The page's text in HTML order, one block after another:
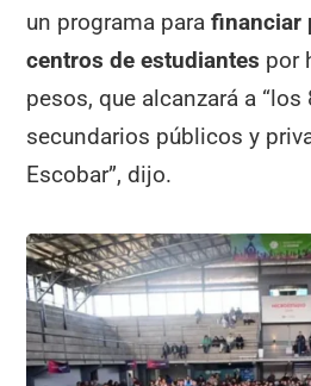
un programa parafinanciar
centros de estudiantes por
pesos, que alcanzará a
secundarios públicos y
Escobar”, dijo.